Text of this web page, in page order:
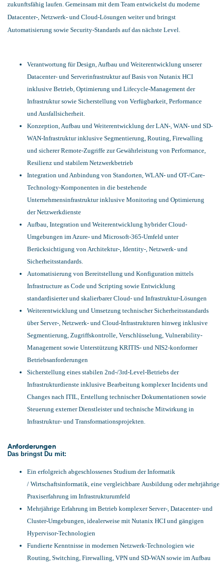
zukunftsfähig laufen. Gemeinsam mit dem Team entwickelst du moderne
Datacenter-, Netzwerk- und Cloud-Lösungen weiter und bringst
Automatisierung sowie Security-Standards auf das nächste Level.
Verantwortung für Design, Aufbau und Weiterentwicklung unserer
Datacenter- und Serverinfrastruktur auf Basis von Nutanix HCI
inklusive Betrieb, Optimierung und Lifecycle-Management der
Infrastruktur sowie Sicherstellung von Verfügbarkeit, Performance
und Ausfallsicherheit.
Konzeption, Aufbau und Weiterentwicklung der LAN-, WAN- und SD-
WAN-Infrastruktur inklusive Segmentierung, Routing, Firewalling
und sicherer Remote-Zugriffe zur Gewährleistung von Performance,
Resilienz und stabilem Netzwerkbetrieb
Integration und Anbindung von Standorten, WLAN- und OT-/Care-
Technology-Komponenten in die bestehende
Unternehmensinfrastruktur inklusive Monitoring und Optimierung
der Netzwerkdienste
Aufbau, Integration und Weiterentwicklung hybrider Cloud-
Umgebungen im Azure- und Microsoft-365-Umfeld unter
Berücksichtigung von Architektur-, Identity-, Netzwerk- und
Sicherheitsstandards.
Automatisierung von Bereitstellung und Konfiguration mittels
Infrastructure as Code und Scripting sowie Entwicklung
standardisierter und skalierbarer Cloud- und Infrastruktur-Lösungen
Weiterentwicklung und Umsetzung technischer Sicherheitsstandards
über Server-, Netzwerk- und Cloud-Infrastrukturen hinweg inklusive
Segmentierung, Zugriffskontrolle, Verschlüsselung, Vulnerability-
Management sowie Unterstützung KRITIS- und NIS2-konformer
Betriebsanforderungen
Sicherstellung eines stabilen 2nd-/3rd-Level-Betriebs der
Infrastrukturdienste inklusive Bearbeitung komplexer Incidents und
Changes nach ITIL, Erstellung technischer Dokumentationen sowie
Steuerung externer Dienstleister und technische Mitwirkung in
Infrastruktur- und Transformationsprojekten.
Anforderungen
Das bringst Du mit:
Ein erfolgreich abgeschlossenes Studium der Informatik
/ Wirtschaftsinformatik, eine vergleichbare Ausbildung oder mehrjährige
Praxiserfahrung im Infrastrukturumfeld
Mehrjährige Erfahrung im Betrieb komplexer Server-, Datacenter- und
Cluster-Umgebungen, idealerweise mit Nutanix HCI und gängigen
Hypervisor-Technologien
Fundierte Kenntnisse in modernen Netzwerk-Technologien wie
Routing, Switching, Firewalling, VPN und SD-WAN sowie im Aufbau